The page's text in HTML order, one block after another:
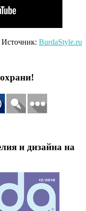
Источник: BurdaStyle.ru
и дизайна на